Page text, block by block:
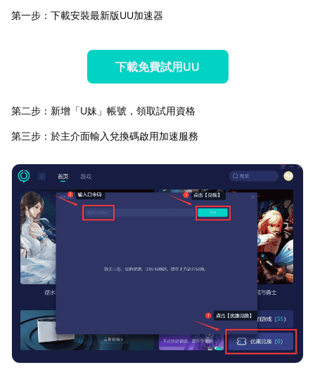
第一步：下載安裝最新版UU加速器
下載免費試用UU
第二步：新增「U妹」帳號，領取試用資格
第三步：於主介面輸入兌換碼啟用加速服務